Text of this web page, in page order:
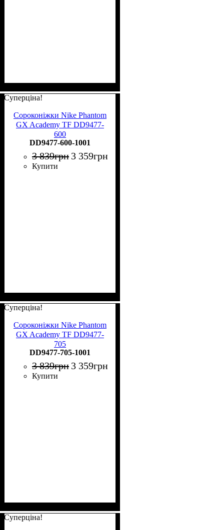
Суперціна!
Сороконіжки Nike Phantom
GX Academy TF DD9477-
600
DD9477-600-1001
3 839грн 3 359грн
Купити
Суперціна!
Сороконіжки Nike Phantom
GX Academy TF DD9477-
705
DD9477-705-1001
3 839грн 3 359грн
Купити
Суперціна!